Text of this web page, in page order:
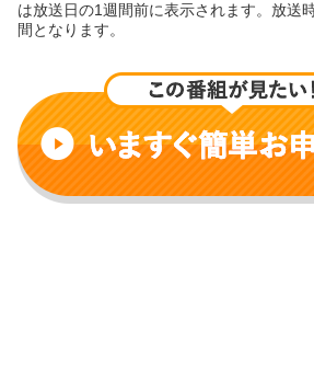
は放送日の1週間前に表示されます。放送
間となります。